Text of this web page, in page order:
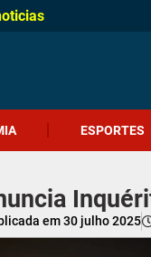
ESPORTES
em 30 julho 2025